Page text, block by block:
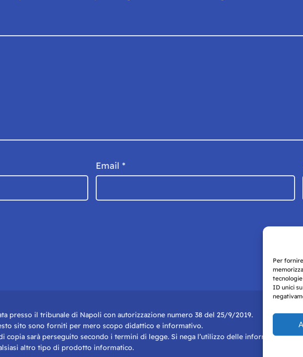
Per
ID unici
Email *
presso il tribunale di Napoli con autorizzazione numero 38 del 25/9/2019.
sito sono forniti per mero scopo didattico e informativo.
sarà perseguito secondo i termini di legge. Si nega l’utilizzo delle informazioni in
altro tipo di prodotto informatico.